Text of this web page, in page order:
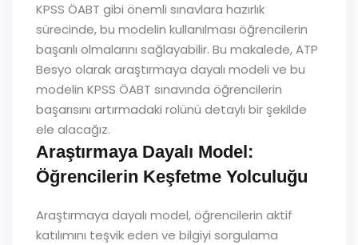
KPSS ÖABT gibi önemli sınavlara hazırlık
sürecinde, bu modelin kullanılması öğrencilerin
başarılı olmalarını sağlayabilir. Bu makalede, ATP
Besyo olarak araştırmaya dayalı modeli ve bu
modelin KPSS ÖABT sınavında öğrencilerin
başarısını artırmadaki rolünü detaylı bir şekilde
ele alacağız.
Araştırmaya Dayalı Model:
Öğrencilerin Keşfetme Yolculuğu
Araştırmaya dayalı model, öğrencilerin aktif
katılımını teşvik eden ve bilgiyi sorgulama